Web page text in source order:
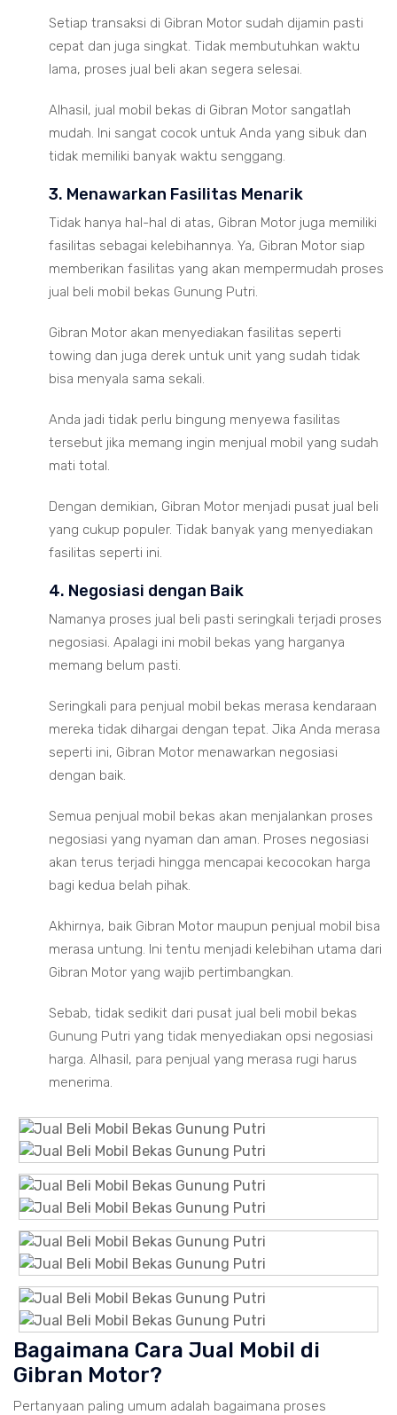
Setiap transaksi di Gibran Motor sudah dijamin pasti
cepat dan juga singkat. Tidak membutuhkan waktu
lama, proses jual beli akan segera selesai.
Alhasil, jual mobil bekas di Gibran Motor sangatlah
mudah. Ini sangat cocok untuk Anda yang sibuk dan
tidak memiliki banyak waktu senggang.
3. Menawarkan Fasilitas Menarik
Tidak hanya hal-hal di atas, Gibran Motor juga memiliki
fasilitas sebagai kelebihannya. Ya, Gibran Motor siap
memberikan fasilitas yang akan mempermudah proses
jual beli mobil bekas Gunung Putri.
Gibran Motor akan menyediakan fasilitas seperti
towing dan juga derek untuk unit yang sudah tidak
bisa menyala sama sekali.
Anda jadi tidak perlu bingung menyewa fasilitas
tersebut jika memang ingin menjual mobil yang sudah
mati total.
Dengan demikian, Gibran Motor menjadi pusat jual beli
yang cukup populer. Tidak banyak yang menyediakan
fasilitas seperti ini.
4. Negosiasi dengan Baik
Namanya proses jual beli pasti seringkali terjadi proses
negosiasi. Apalagi ini mobil bekas yang harganya
memang belum pasti.
Seringkali para penjual mobil bekas merasa kendaraan
mereka tidak dihargai dengan tepat. Jika Anda merasa
seperti ini, Gibran Motor menawarkan negosiasi
dengan baik.
Semua penjual mobil bekas akan menjalankan proses
negosiasi yang nyaman dan aman. Proses negosiasi
akan terus terjadi hingga mencapai kecocokan harga
bagi kedua belah pihak.
Akhirnya, baik Gibran Motor maupun penjual mobil bisa
merasa untung. Ini tentu menjadi kelebihan utama dari
Gibran Motor yang wajib pertimbangkan.
Sebab, tidak sedikit dari pusat jual beli mobil bekas
Gunung Putri yang tidak menyediakan opsi negosiasi
harga. Alhasil, para penjual yang merasa rugi harus
menerima.
Bagaimana Cara Jual Mobil di
Gibran Motor?
Pertanyaan paling umum adalah bagaimana proses